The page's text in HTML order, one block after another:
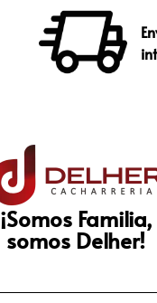
¡Somos Familia,
somos Delher!